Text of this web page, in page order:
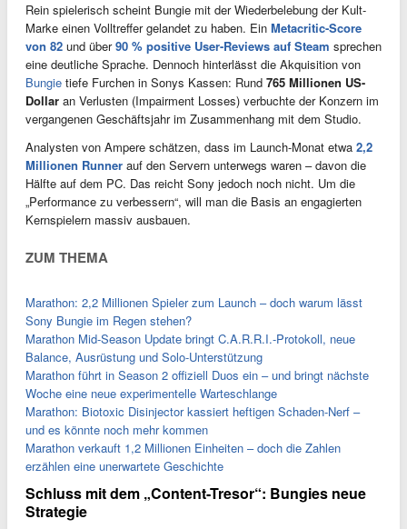
Rein spielerisch scheint Bungie mit der Wiederbelebung der Kult-
Marke einen Volltreffer gelandet zu haben. Ein Metacritic-Score
von 82 und über90 % positive User-Reviews auf Steam sprechen
eine deutliche Sprache. Dennoch hinterlässt die Akquisition von
Bungie tiefe Furchen in Sonys Kassen: Rund 765 Millionen US-
Dollar an Verlusten (Impairment Losses) verbuchte der Konzern im
vergangenen Geschäftsjahr im Zusammenhang mit dem Studio.
Analysten von Ampere schätzen, dass im Launch-Monat etwa 2,2
Millionen Runner auf den Servern unterwegs waren – davon die
Hälfte auf dem PC. Das reicht Sony jedoch noch nicht. Um die
„Performance zu verbessern“, will man die Basis an engagierten
Kernspielern massiv ausbauen.
ZUM THEMA
Marathon: 2,2 Millionen Spieler zum Launch – doch warum lässt
Sony Bungie im Regen stehen?
Marathon Mid-Season Update bringt C.A.R.R.I.-Protokoll, neue
Balance, Ausrüstung und Solo-Unterstützung
Marathon führt in Season 2 offiziell Duos ein – und bringt nächste
Woche eine neue experimentelle Warteschlange
Marathon: Biotoxic Disinjector kassiert heftigen Schaden-Nerf –
und es könnte noch mehr kommen
Marathon verkauft 1,2 Millionen Einheiten – doch die Zahlen
erzählen eine unerwartete Geschichte
Schluss mit dem „Content-Tresor“: Bungies neue
Strategie